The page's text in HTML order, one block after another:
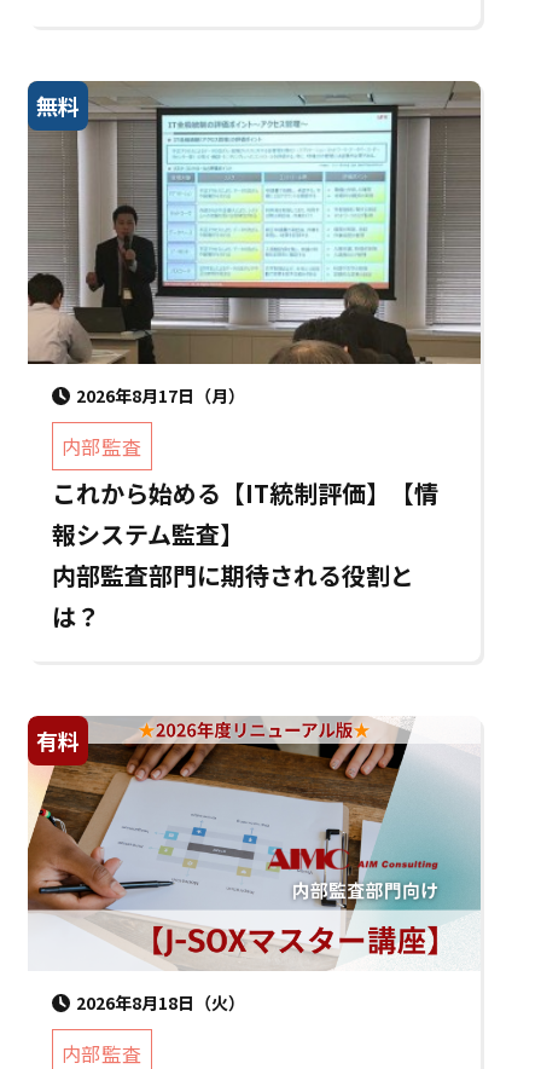
無料
2026年8月17日（月）
内部監査
これから始める【IT統制評価】【情
報システム監査】
内部監査部門に期待される役割と
は？
有料
2026年8月18日（火）
内部監査